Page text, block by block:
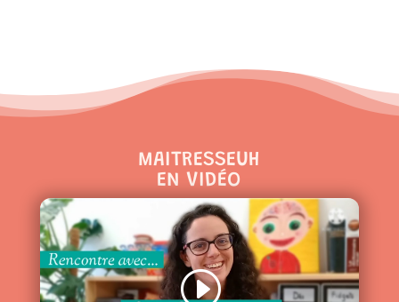
MAITRESSEUH
EN VIDÉO